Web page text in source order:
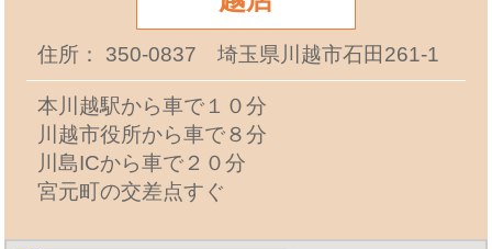
住所： 350-0837 埼玉県川越市石田261-1
本川越駅から車で１０分
川越市役所から車で８分
川島ICから車で２０分
宮元町の交差点すぐ